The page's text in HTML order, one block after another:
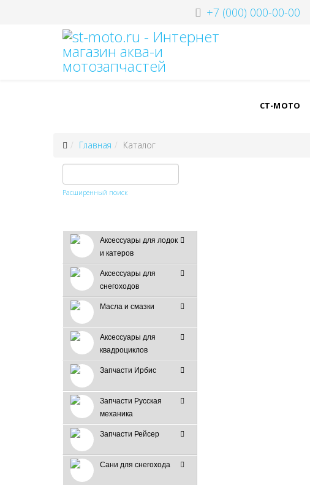
+7 (000) 000-00-00
СТ-МОТО
Главная Каталог
Расширенный поиск
Аксессуары для лодок
и катеров
Аксессуары для
снегоходов
Масла и смазки
Аксессуары для
квадроциклов
Запчасти Ирбис
Запчасти Русская
механика
Запчасти Рейсер
Сани для снегохода